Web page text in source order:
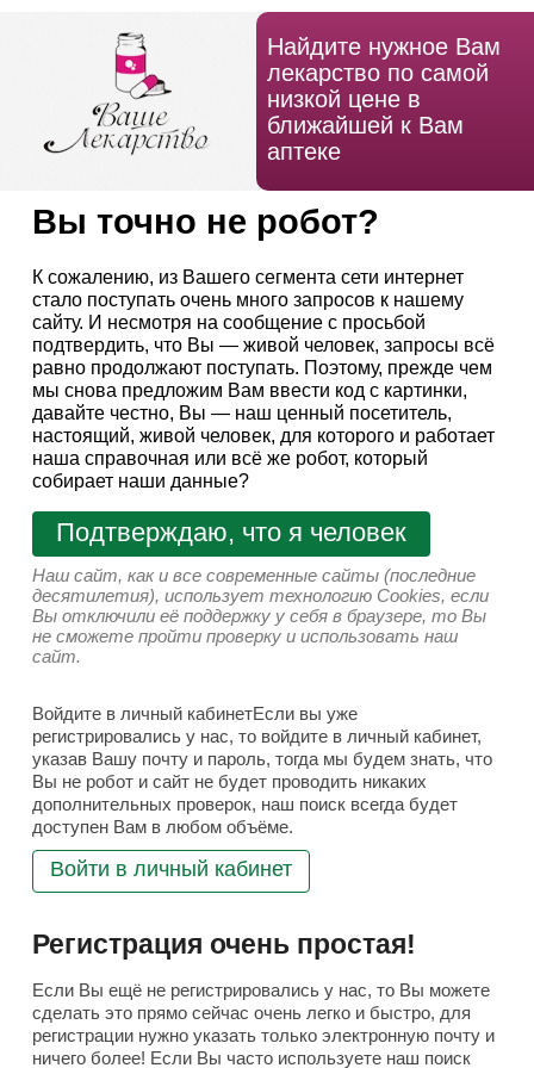
Найдите нужное Вам
лекарство по самой
низкой цене в
ближайшей к Вам
аптеке
Вы точно не робот?
К сожалению, из Вашего сегмента сети интернет
стало поступать очень много запросов к нашему
сайту. И несмотря на сообщение с просьбой
подтвердить, что Вы — живой человек, запросы всё
равно продолжают поступать. Поэтому, прежде чем
мы снова предложим Вам ввести код с картинки,
давайте честно, Вы — наш ценный посетитель,
настоящий, живой человек, для которого и работает
наша справочная или всё же робот, который
собирает наши данные?
Подтверждаю, что я человек
Наш сайт, как и все современные сайты (последние
десятилетия), использует технологию Cookies, если
Вы отключили её поддержку у себя в браузере, то Вы
не сможете пройти проверку и использовать наш
сайт.
Войдите в личный кабинетЕсли вы уже
регистрировались у нас, то войдите в личный кабинет,
указав Вашу почту и пароль, тогда мы будем знать, что
Вы не робот и сайт не будет проводить никаких
дополнительных проверок, наш поиск всегда будет
доступен Вам в любом объёме.
Войти в личный кабинет
Регистрация очень простая!
Если Вы ещё не регистрировались у нас, то Вы можете
сделать это прямо сейчас очень легко и быстро, для
регистрации нужно указать только электронную почту и
ничего более! Если Вы часто используете наш поиск